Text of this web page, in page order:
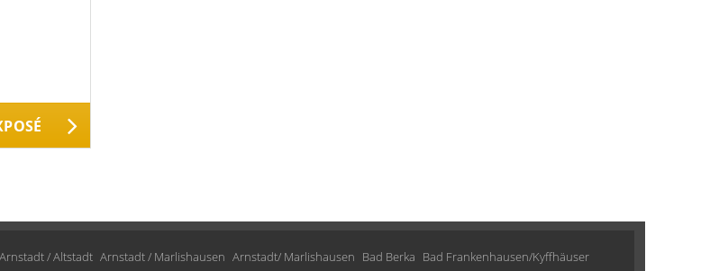
Arnstadt / Altstadt Arnstadt / Marlishausen Arnstadt/ Marlishausen Bad Berka Bad Frankenhausen/Kyffhäuser